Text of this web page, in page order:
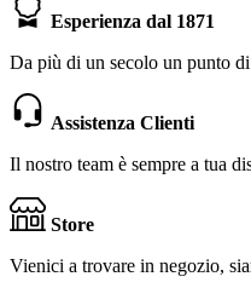
Esperienza dal 1871
Da più di un secolo un punto
Assistenza Clienti
Il nostro team è sempre a tua
Store
Vienici a trovare in negozio,